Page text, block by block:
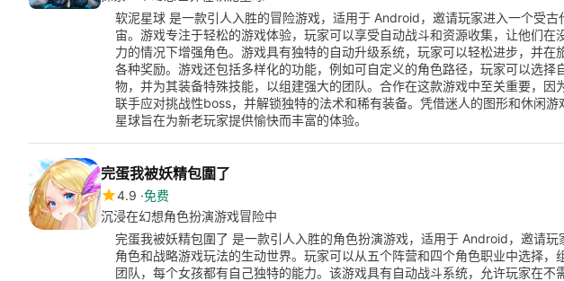
软泥星球 是一款引人入胜的冒险游戏，适用于 Android，邀请玩家进入一个受古
宙。游戏专注于轻松的游戏体验，玩家可以享受自动战斗和资源收集，让他们在
力的情况下增强角色。游戏具有独特的自动升级系统，玩家可以轻松进步，并在
各种奖励。游戏还包括多样化的功能，例如可自定义的角色路径，玩家可以选择
物，并为其装备特殊技能，以组建强大的团队。合作在这款游戏中至关重要，因
联手应对挑战性boss，并解锁独特的法术和稀有装备。凭借迷人的图形和休闲游
星球旨在为新老玩家提供愉快而丰富的体验。
完蛋我被妖精包圍了
4.9 免费
沉浸在幻想角色扮演游戏冒险中
完蛋我被妖精包圍了 是一款引人入胜的角色扮演游戏，适用于 Android，邀请玩
角色和战略游戏玩法的生动世界。玩家可以从五个阵营和四个角色职业中选择，
团队，每个女孩都有自己独特的能力。该游戏具有自动战斗系统，允许玩家在不